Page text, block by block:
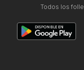
Todos los